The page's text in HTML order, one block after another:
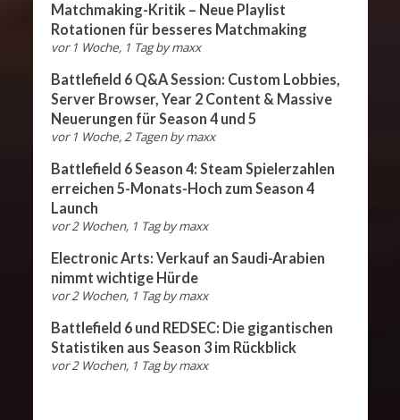
Matchmaking-Kritik – Neue Playlist
Rotationen für besseres Matchmaking
vor 1 Woche, 1 Tag bymaxx
Battlefield 6 Q&A Session: Custom Lobbies,
Server Browser, Year 2 Content & Massive
Neuerungen für Season 4 und 5
vor 1 Woche, 2 Tagen bymaxx
Battlefield 6 Season 4: Steam Spielerzahlen
erreichen 5-Monats-Hoch zum Season 4
Launch
vor 2 Wochen, 1 Tag bymaxx
Electronic Arts: Verkauf an Saudi-Arabien
nimmt wichtige Hürde
vor 2 Wochen, 1 Tag bymaxx
Battlefield 6 und REDSEC: Die gigantischen
Statistiken aus Season 3 im Rückblick
vor 2 Wochen, 1 Tag bymaxx